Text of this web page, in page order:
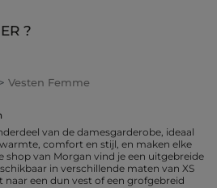
?
Vesten Femme
van de damesgarderobe, ideaal
comfort en stijl, en maken elke
van Morgan vind je een uitgebreide
in verschillende maten van XS
naar een dun vest of een grofgebreid